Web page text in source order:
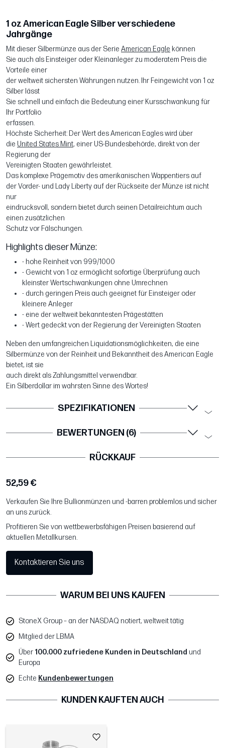
1 oz American Eagle Silber verschiedene
Jahrgänge
Mit dieser Silbermünze aus der Serie American Eagle können
Sie auch als Einsteiger oder Kleinanleger zu moderatem Preis die
Vorteile einer
der weltweit sichersten Währungen nutzen. Ihr Feingewicht von 1 oz
Silber lässt
Sie schnell und einfach die Bedeutung einer Kursschwankung für
Ihr Portfolio
erfassen.
Höchste Sicherheit: Der Wert des American Eagles wird über
die United States Mint, einer US-Bundesbehörde, direkt von der
Regierung der
Vereinigten Staaten gewährleistet.
Das komplexe Prägemotiv des amerikanischen Wappentiers auf
der Vorder- und Lady Liberty auf der Rückseite der Münze ist nicht
nur
eindrucksvoll, sondern bietet durch seinen Detailreichtum auch
einen zusätzlichen
Schutz vor Fälschungen.
Highlights dieser Münze:
- hohe Reinheit von 999/1000
- Gewicht von 1 oz ermöglicht sofortige Überprüfung auch
kleinster Wertschwankungen ohne Umrechnen
- durch geringen Preis auch geeignet für Einsteiger oder
kleinere Anleger
- eine der weltweit bekanntesten Prägestätten
- Wert gedeckt von der Regierung der Vereinigten Staaten
Neben den umfangreichen Liquidationsmöglichkeiten, die eine
Silbermünze von der Reinheit und Bekanntheit des American Eagle
bietet, ist sie
auch direkt als Zahlungsmittel verwendbar.
Ein Silberdollar im wahrsten Sinne des Wortes!
SPEZIFIKATIONEN
BEWERTUNGEN (6)
RÜCKKAUF
52,59 €
Verkaufen Sie Ihre Bullionmünzen und -barren problemlos und sicher
an uns zurück.
Profitieren Sie von wettbewerbsfähigen Preisen basierend auf
aktuellen Metallkursen.
Kontaktieren Sie uns
WARUM BEI UNS KAUFEN
StoneX Group – an der NASDAQ notiert, weltweit tätig
Mitglied der LBMA
Über 100.000 zufriedene Kunden in Deutschland und
Europa
Echte Kundenbewertungen
KUNDEN KAUFTEN AUCH